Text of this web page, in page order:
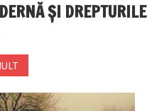
ȘI DREPTURILE